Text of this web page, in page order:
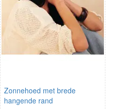
Zonnehoed met brede
hangende rand